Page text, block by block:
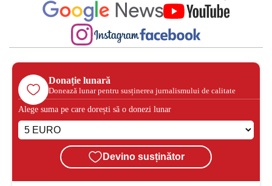
Donație lunară
Donează lunar pentru susținerea jurnalismului de calitate
Alege suma pe care dorești să o donezi lunar
Devino susținător